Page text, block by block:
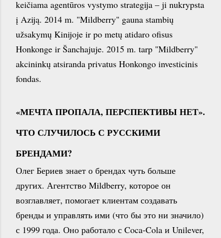
keičiama agentūros vystymo strategija – ji nukrypsta
į Aziją. 2014 m. "Mildberry" gauna stambių
užsakymų Kinijoje ir po metų atidaro ofisus
Honkonge ir Šanchajuje. 2015 m. tarp "Mildberry"
akcininkų atsiranda privatus Honkongo investicinis
fondas.
«МЕЧТА ПРОПАЛА, ПЕРСПЕКТИВЫ НЕТ».
ЧТО СЛУЧИЛОСЬ С РУССКИМИ
БРЕНДАМИ?
Олег Бериев знает о брендах чуть больше
других. Агентство Mildberry, которое он
возглавляет, помогает клиентам создавать
бренды и управлять ими (что бы это ни значило)
с 1999 года. Оно работало с Coca-Cola и Unilever,